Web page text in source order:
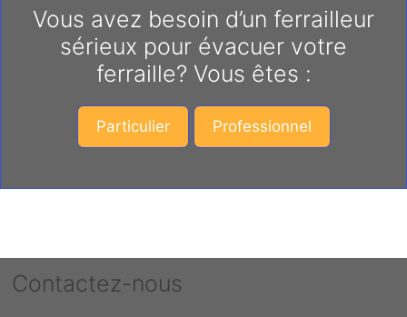
Vous avez besoin d’un ferrailleur
sérieux pour évacuer votre
ferraille? Vous êtes :
Particulier Professionnel
Contactez-nous